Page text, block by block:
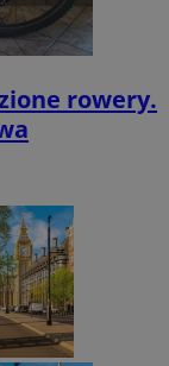
rowery.